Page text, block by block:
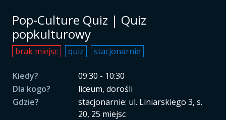
Pop-Culture Quiz | Quiz
popkulturowy
brak miejsc quiz stacjonarnie
Kiedy?
09:30 - 10:30
Dla kogo?
liceum, dorośli
Gdzie?
stacjonarnie: ul. Liniarskiego 3, s.
20, 25 miejsc